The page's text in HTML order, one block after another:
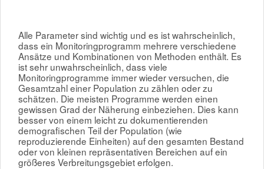
Alle Parameter sind wichtig und es ist wahrscheinlich,
dass ein Monitoringprogramm mehrere verschiedene
Ansätze und Kombinationen von Methoden enthält. Es
ist sehr unwahrscheinlich, dass viele
Monitoringprogramme immer wieder versuchen, die
Gesamtzahl einer Population zu zählen oder zu
schätzen. Die meisten Programme werden einen
gewissen Grad der Näherung einbeziehen. Dies kann
besser von einem leicht zu dokumentierenden
demografischen Teil der Population (wie
reproduzierende Einheiten) auf den gesamten Bestand
oder von kleinen repräsentativen Bereichen auf ein
größeres Verbreitungsgebiet erfolgen.